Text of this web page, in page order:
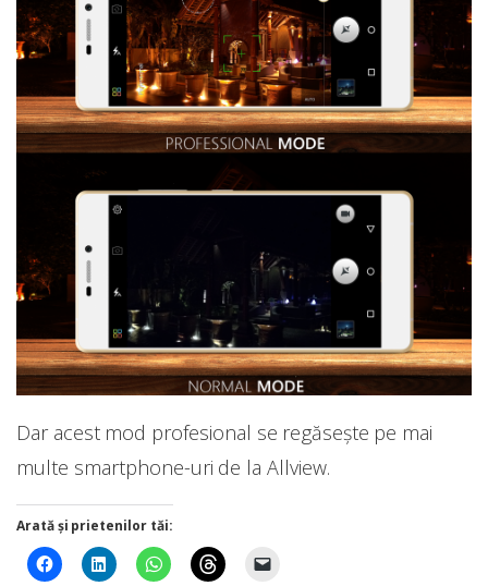
Dar acest mod profesional se regăsește pe mai
multe smartphone-uri de la Allview.
Arată și prietenilor tăi: